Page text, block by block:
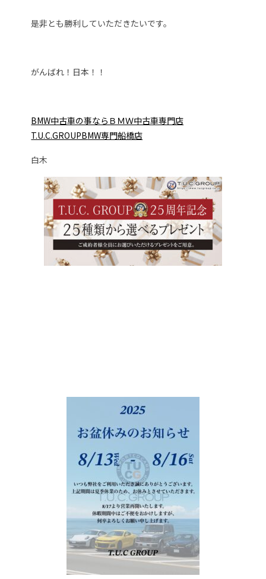
是非とも勝利していただきたいです。
がんばれ！日本！！
BMW中古車の事ならＢＭＷ中古車専門店
T.U.C.GROUPBMW専門船橋店
白木